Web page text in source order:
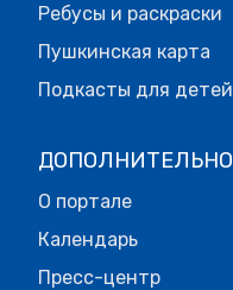
Ребусы и раскраски
Пушкинская карта
Подкасты для детей
ДОПОЛНИТЕЛЬНО
О портале
Календарь
Пресс-центр